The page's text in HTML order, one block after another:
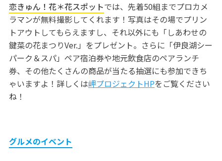
恋きゅん！花＊花スポットでは、先着50組までプロカメ
ラマンが無料撮影してくれます！写真はその場でプリン
トアウトしてもらえますし、それ以外にも「しあわせの
鍵菜の花まつりVer.」をプレゼント。さらに「伊良湖シー
パーク＆スパ」ペア宿泊券や地元飲食店のペアランチ
券、その他たくさんの商品が当たる抽選にも参加できち
ゃいますよ！詳しくは岬プロジェクトHPをご覧ください
ね！
グルメのイベント